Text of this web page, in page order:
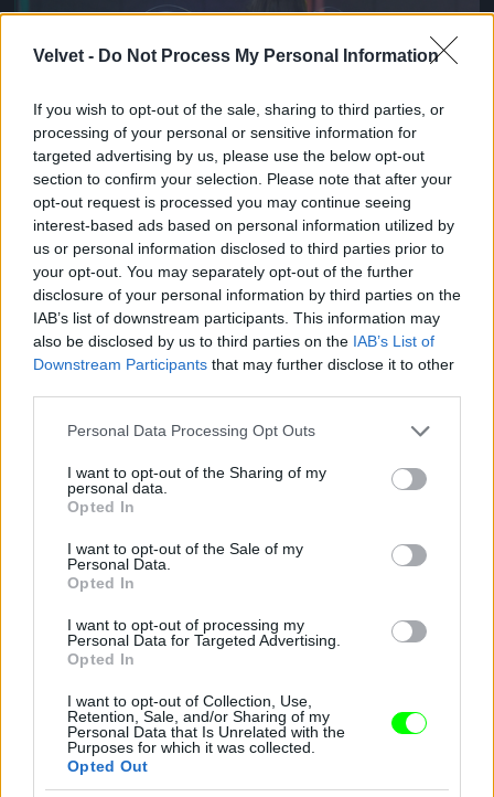
Velvet - Do Not Process My Personal Information
If you wish to opt-out of the sale, sharing to third parties, or
processing of your personal or sensitive information for
targeted advertising by us, please use the below opt-out
section to confirm your selection. Please note that after your
opt-out request is processed you may continue seeing
interest-based ads based on personal information utilized by
us or personal information disclosed to third parties prior to
your opt-out. You may separately opt-out of the further
disclosure of your personal information by third parties on the
IAB’s list of downstream participants. This information may
also be disclosed by us to third parties on the IAB’s List of
Downstream Participants that may further disclose it to other
Please note that this website/app uses one or more Google
not limited to your visit or usage behaviour. You may click to
grant or deny consent to Google and its third-party tags to
use your data for below specified purposes in below Google
consent section.
Personal Data Processing Opt Outs
I want to opt-out of the Sharing of my
personal data.
Opted In
I want to opt-out of the Sale of my
Personal Data.
Opted In
I want to opt-out of processing my
Personal Data for Targeted Advertising.
Opted In
I want to opt-out of Collection, Use,
Retention, Sale, and/or Sharing of my
Personal Data that Is Unrelated with the
Purposes for which it was collected.
Opted Out
Ez a csillogó izé mindenesetre meglepően sokat
takar a fenekéből
Fotó: Gregory Pace / Beimages / Northfoto